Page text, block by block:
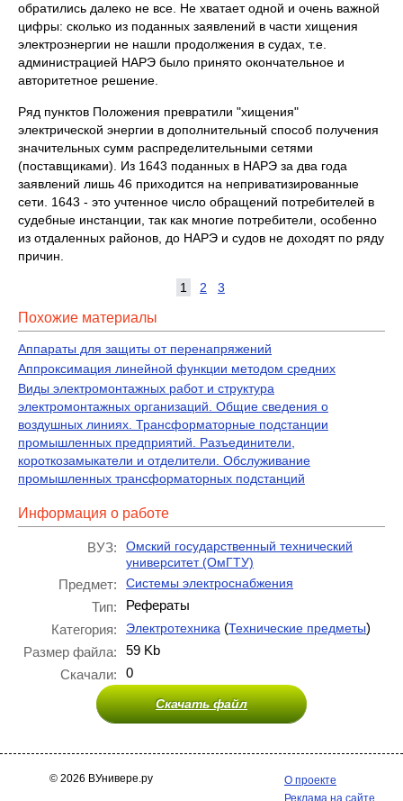
обратились далеко не все. Не хватает одной и очень важной
цифры: сколько из поданных заявлений в части хищения
электроэнергии не нашли продолжения в судах, т.е.
администрацией НАРЭ было принято окончательное и
авторитетное решение.
Ряд пунктов Положения превратили "хищения"
электрической энергии в дополнительный способ получения
значительных сумм распределительными сетями
(поставщиками). Из 1643 поданных в НАРЭ за два года
заявлений лишь 46 приходится на неприватизированные
сети. 1643 - это учтенное число обращений потребителей в
судебные инстанции, так как многие потребители, особенно
из отдаленных районов, до НАРЭ и судов не доходят по ряду
причин.
1 2 3
Похожие материалы
Аппараты для защиты от перенапряжений
Аппроксимация линейной функции методом средних
Виды электромонтажных работ и структура
электромонтажных организаций. Общие сведения о
воздушных линиях. Трансформаторные подстанции
промышленных предприятий. Разъединители,
короткозамыкатели и отделители. Обслуживание
промышленных трансформаторных подстанций
Информация о работе
ВУЗ:
Омский государственный технический
университет (ОмГТУ)
Предмет: Системы электроснабжения
Тип:
Рефераты
Категория:
Электротехника (Технические предметы)
Размер файла:
59 Kb
Скачали:
0
Скачать файл
© 2026 ВУнивере.ру
О проекте
Реклама на сайте